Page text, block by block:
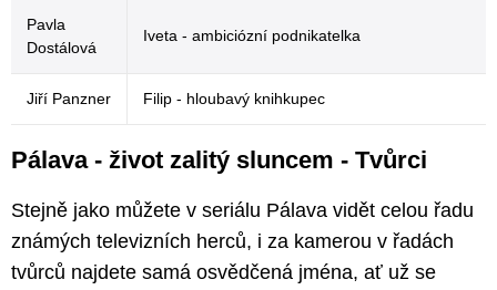
Pavla
Dostálová
Iveta - ambiciózní podnikatelka
Jiří Panzner Filip - hloubavý knihkupec
Pálava - život zalitý sluncem - Tvůrci
Stejně jako můžete v seriálu Pálava vidět celou řadu
známých televizních herců, i za kamerou v řadách
tvůrců najdete samá osvědčená jména, ať už se